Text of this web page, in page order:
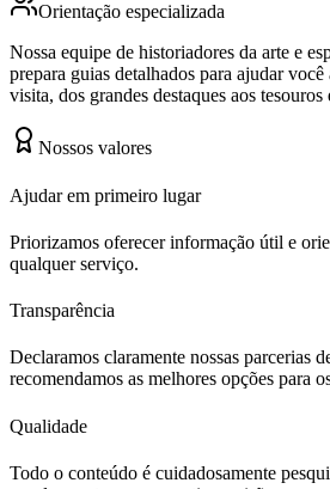
Orientação especializada
Nossa equipe de historiadores da arte e
prepara guias detalhados para ajudar
visita, dos grandes destaques aos tesouros
Nossos valores
Ajudar em primeiro lugar
Priorizamos oferecer informação útil e
qualquer serviço.
Transparência
Declaramos claramente nossas parcerias
recomendamos as melhores opções para
Qualidade
Todo o conteúdo é cuidadosamente